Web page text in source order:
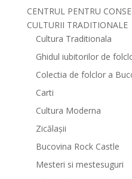
CENTRUL PENTRU
CULTURII TRADITIONALE
Cultura Traditionala
Ghidul iubitorilor de
Colectia de folclor a
Carti
Cultura Moderna
Zicălașii
Bucovina Rock Castle
Mesteri si mestesuguri